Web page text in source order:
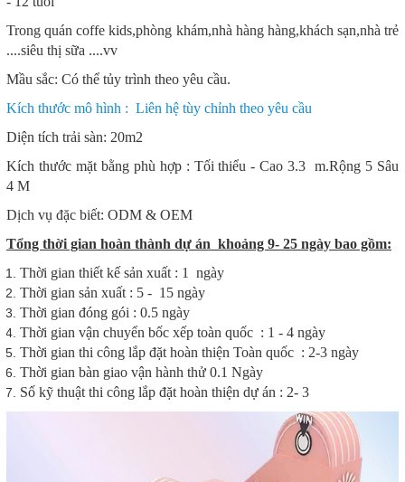
Trong quán coffe kids,phòng khám,nhà hàng hàng,khách sạn,nhà trẻ
....siêu thị sữa ....vv
Mầu sắc: Có thể tủy trình theo yêu cầu.
Kích thước mô hình : Liên hệ tùy chỉnh theo yêu cầu
Diện tích trải sàn: 20m2
Kích thước mặt bằng phù hợp : Tối thiểu - Cao 3.3 m.Rộng 5 Sâu
4 M
Dịch vụ đặc biết: ODM & OEM
Tổng thời gian hoàn thành dự án khoảng 9- 25 ngày bao gồm:
Thời gian thiết kế sản xuất : 1 ngày
Thời gian sản xuất : 5 - 15 ngày
Thời gian đóng gói : 0.5 ngày
Thời gian vận chuyển bốc xếp toàn quốc : 1 - 4 ngày
Thời gian thi công lắp đặt hoàn thiện Toàn quốc : 2-3 ngày
Thời gian bàn giao vận hành thử 0.1 Ngày
Số kỹ thuật thi công lắp đặt hoàn thiện dự án : 2- 3